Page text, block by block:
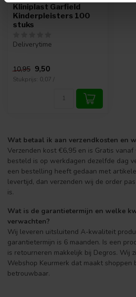
Kliniplast Garfield
Kinderpleisters 100
stuks
Deliverytime
10,95 9,50
Stukprijs: 0,07 /
Wat betaal ik aan verzendkosten en
Verzenden kost €6,95 en is Gratis
besteld is op werkdagen dezelfde dag
een bestelling heeft gedaan met
levertijd, dan verzenden wij de order
is.
Wat is de garantietermijn en welke
verwachten?
Wij leveren uitsluitend A-kwaliteit
garantietermijn is 6 maanden. Is een
is retourneren makkelijk bij Degros. Wij
Webshop Keurmerk dat maakt shoppen
betrouwbaar.